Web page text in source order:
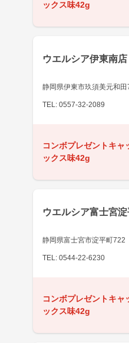
ックス味42g
ウエルシア伊東南店
静岡県伊東市玖須美元和
TEL: 0557-32-2089
コンボプレゼントキャ
ックス味42g
ウエルシア富士宮
静岡県富士宮市淀平町722
TEL: 0544-22-6230
コンボプレゼントキャ
ックス味42g